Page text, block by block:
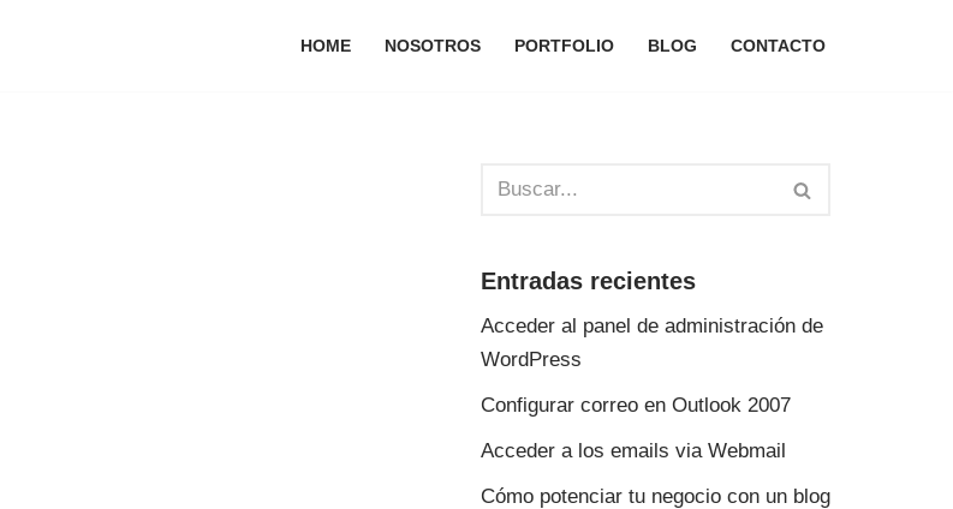
HOME NOSOTROS PORTFOLIO BLOG CONTACTO
Entradas recientes
Acceder al panel de administración de
WordPress
Configurar correo en Outlook 2007
Acceder a los emails via Webmail
Cómo potenciar tu negocio con un blog